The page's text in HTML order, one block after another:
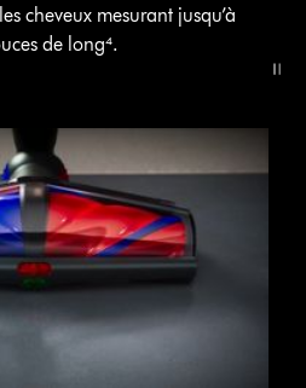
cheveux mesurant jusqu’à
de long⁴.